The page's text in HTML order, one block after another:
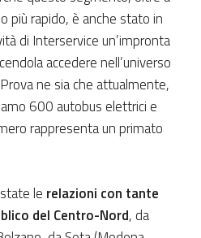
più rapido, è anche stato in
di Interservice un’impronta
accedere nell’universo
ne sia che attualmente,
600 autobus elettrici e
rappresenta un primato
le relazioni con tante
del Centro-Nord, da